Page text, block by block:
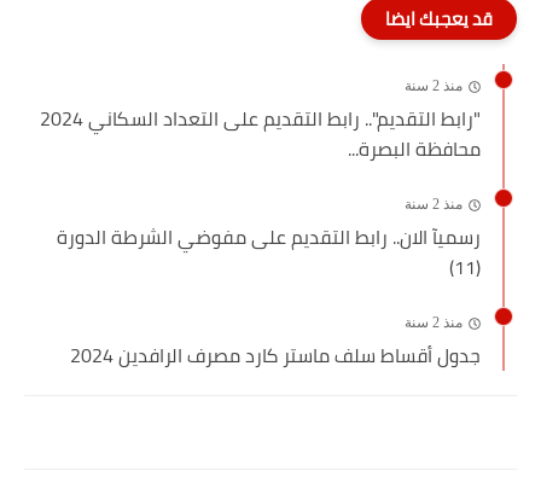
قد يعجبك ايضا
منذ 2 سنة
"رابط التقديم".. رابط التقديم على التعداد السكاني 2024
محافظة البصرة...
منذ 2 سنة
رسميآ الان.. رابط التقديم على مفوضي الشرطة الدورة
(11)
منذ 2 سنة
جدول أقساط سلف ماستر كارد مصرف الرافدين 2024